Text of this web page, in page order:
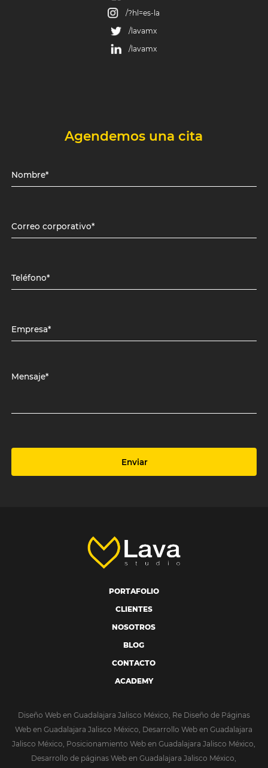
/?hl=es-la
/lavamx
/lavamx
Agendemos una cita
Nombre*
Correo corporativo*
Teléfono*
Empresa*
Mensaje*
Enviar
PORTAFOLIO
CLIENTES
NOSOTROS
BLOG
CONTACTO
ACADEMY
Diseño Web en Guadalajara Jalisco México, Re Diseño de Páginas
Web en Guadalajara Jalisco México, Desarrollo Web en Guadalajara
Jalisco México, Posicionamiento Web en Guadalajara Jalisco México,
Desarrollo de páginas Web en Guadalajara Jalisco México,